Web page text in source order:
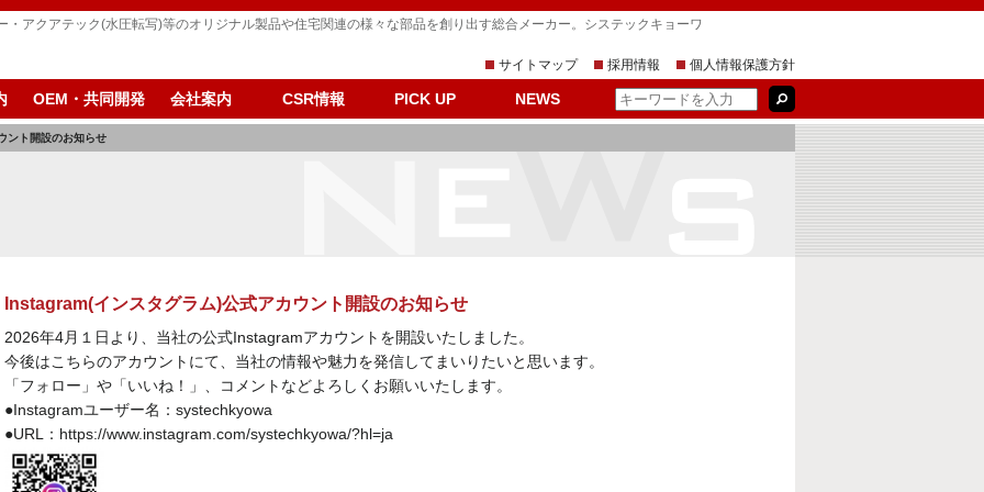
アクアテック(水圧転写)等のオリジナル製品や住宅関連の様々な部品を創り出す総合メーカー。システックキョーワ
個人情報保護方針
採用情報
サイトマップ
OEM・共同開発 会社案内 CSR情報 PICK UP NEWS
ント開設のお知らせ
Instagram(インスタグラム)公式アカウント開設のお知らせ
2026年4月１日より、当社の公式Instagramアカウントを開設いたしました。
今後はこちらのアカウントにて、当社の情報や魅力を発信してまいりたいと思います。
「フォロー」や「いいね！」、コメントなどよろしくお願いいたします。
●Instagramユーザー名：systechkyowa
●URL： https://www.instagram.com/systechkyowa/?hl=ja